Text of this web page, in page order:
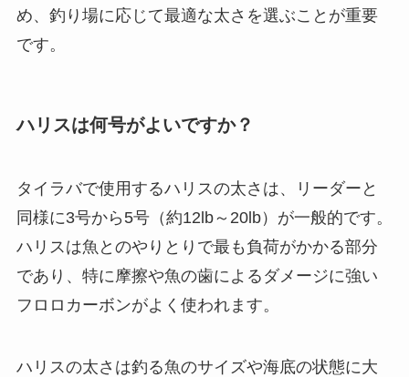
め、釣り場に応じて最適な太さを選ぶことが重要
です。
ハリスは何号がよいですか？
タイラバで使用するハリスの太さは、リーダーと
同様に3号から5号（約12lb～20lb）が一般的です。
ハリスは魚とのやりとりで最も負荷がかかる部分
であり、特に摩擦や魚の歯によるダメージに強い
フロロカーボンがよく使われます。
ハリスの太さは釣る魚のサイズや海底の状態に大